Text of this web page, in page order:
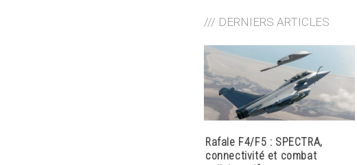
/// DERNIERS ARTICLES
Rafale F4/F5 : SPECTRA,
connectivité et combat